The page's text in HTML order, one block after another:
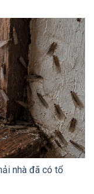
nhà đã có tổ